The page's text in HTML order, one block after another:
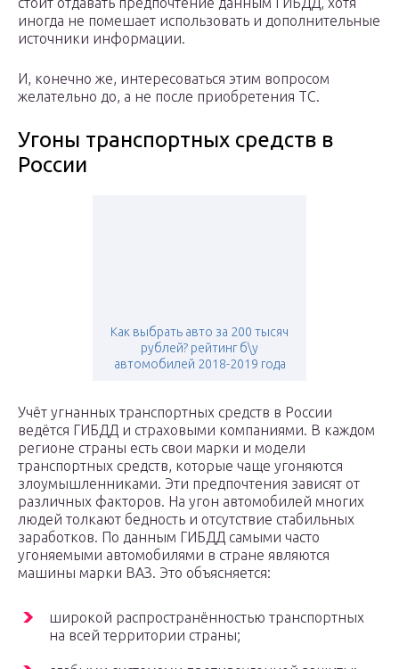
иногда не помешает использовать и дополнительные
источники информации.
И, конечно же, интересоваться этим вопросом
желательно до, а не после приобретения ТС.
Угоны транспортных средств в
России
Как выбрать авто за 200 тысяч
рублей? рейтинг б\у
автомобилей 2018-2019 года
Учёт угнанных транспортных средств в России
ведётся ГИБДД и страховыми компаниями. В каждом
регионе страны есть свои марки и модели
транспортных средств, которые чаще угоняются
злоумышленниками. Эти предпочтения зависят от
различных факторов. На угон автомобилей многих
людей толкают бедность и отсутствие стабильных
заработков. По данным ГИБДД самыми часто
угоняемыми автомобилями в стране являются
машины марки ВАЗ. Это объясняется:
широкой распространённостью транспортных
на всей территории страны;